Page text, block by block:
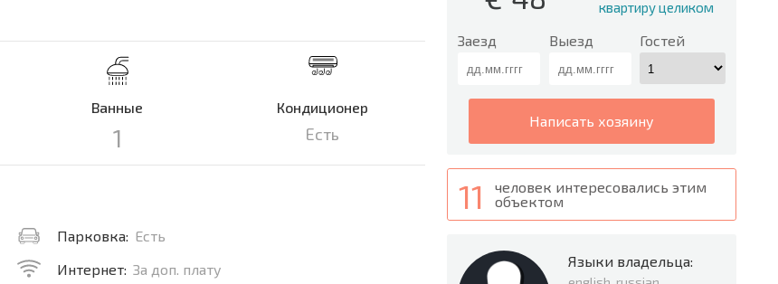
квартиру целиком
Заезд Выезд Гостей
написать хозяину
11
человек интересовались этим
объектом
Языки владельца:
Ванные
1
Кондиционер
Есть
Парковка: Есть
Интернет: За доп. плату